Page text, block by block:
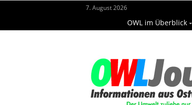
7. August 2026
OWL im Überblick